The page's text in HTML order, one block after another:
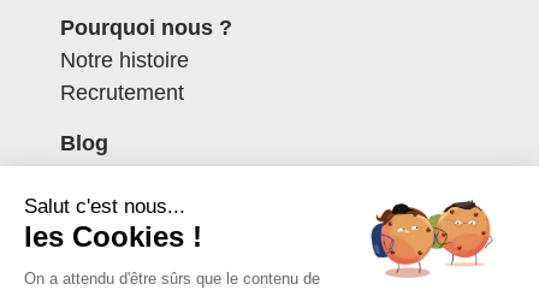
Pourquoi nous ?
Notre histoire
Recrutement
Blog
Espace client
Salut c'est nous...
les Cookies !
On a attendu d'être sûrs que le contenu de